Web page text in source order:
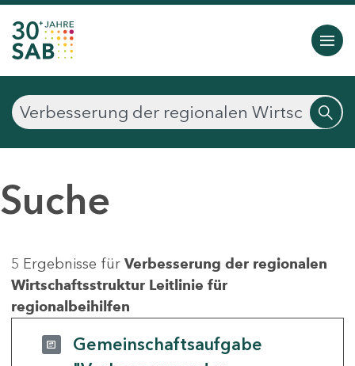
Suche
5 Ergebnisse für Verbesserung der regionalen
Wirtschaftsstruktur Leitlinie für
regionalbeihilfen
Gemeinschaftsaufgabe